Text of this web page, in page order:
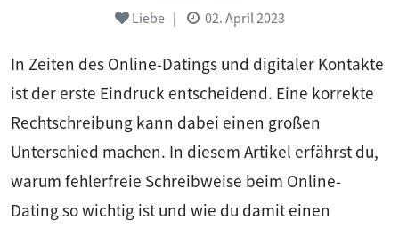
Liebe| 02. April 2023
In Zeiten des Online-Datings und digitaler Kontakte
ist der erste Eindruck entscheidend. Eine korrekte
Rechtschreibung kann dabei einen großen
Unterschied machen. In diesem Artikel erfährst du,
warum fehlerfreie Schreibweise beim Online-
Dating so wichtig ist und wie du damit einen